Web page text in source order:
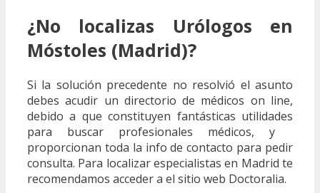
¿No localizas Urólogos en
Móstoles (Madrid)?
Si la solución precedente no resolvió el asunto
debes acudir un directorio de médicos on line,
debido a que constituyen fantásticas utilidades
para buscar profesionales médicos, y
proporcionan toda la info de contacto para pedir
consulta. Para localizar especialistas en Madrid te
recomendamos acceder a el sitio web Doctoralia.